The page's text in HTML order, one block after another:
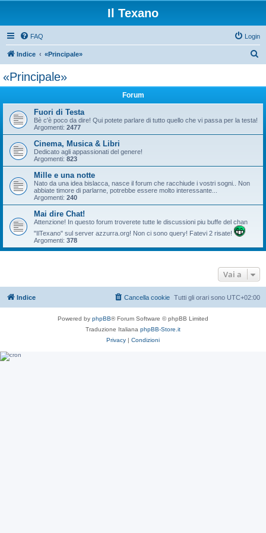
Il Texano
FAQ Login
Indice «Principale»
«Principale»
Forum
Fuori di Testa
Bè c'è poco da dire! Qui potete parlare di tutto quello che vi passa per la testa!
Argomenti: 2477
Cinema, Musica & Libri
Dedicato agli appassionati del genere!
Argomenti: 823
Mille e una notte
Nato da una idea bislacca, nasce il forum che racchiude i vostri sogni.. Non
abbiate timore di parlarne, potrebbe essere molto interessante...
Argomenti: 240
Mai dire Chat!
Attenzione! In questo forum troverete tutte le discussioni piu buffe del chan
"IlTexano" sul server azzurra.org! Non ci sono query! Fatevi 2 risate!
Argomenti: 378
Vai a
Indice Tutti gli orari sono UTC+02:00
Cancella cookie
Powered by phpBB® Forum Software © phpBB Limited
Traduzione Italiana phpBB-Store.it
Privacy | Condizioni